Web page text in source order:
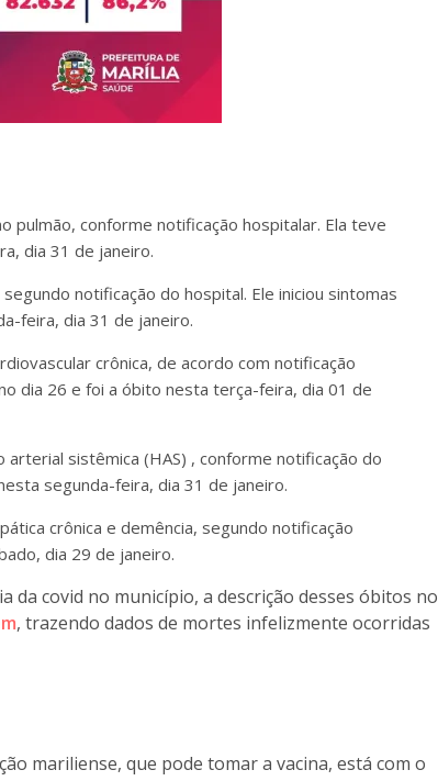
pulmão, conforme notificação hospitalar. Ela teve
dia 31 de janeiro.
notificação do hospital. Ele iniciou sintomas
feira, dia 31 de janeiro.
crônica, de acordo com notificação
dia 26 e foi a óbito nesta terça-feira, dia 01 de
sistêmica (HAS) , conforme notificação do
segunda-feira, dia 31 de janeiro.
crônica e demência, segundo notificação
dia 29 de janeiro.
da covid no município, a descrição desses óbitos no
, trazendo dados de mortes infelizmente ocorridas
mariliense, que pode tomar a vacina, está com o